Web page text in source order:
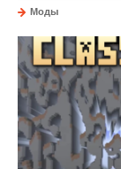
Моды